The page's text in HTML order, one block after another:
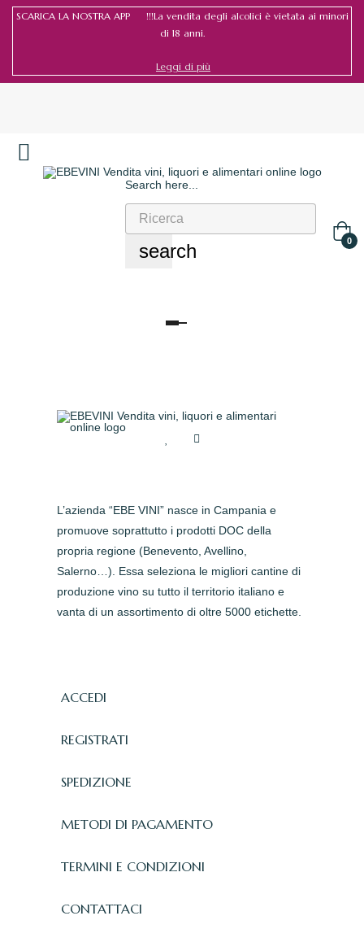
SCARICA LA NOSTRA APP !!!La vendita degli alcolici è vietata ai minori
di 18 anni.
Leggi di più
Search here...
search 0
navigazione
L’azienda “EBE VINI” nasce in Campania e
promuove soprattutto i prodotti DOC della
propria regione (Benevento, Avellino,
Salerno…). Essa seleziona le migliori cantine di
produzione vino su tutto il territorio italiano e
vanta di un assortimento di oltre 5000 etichette.
ACCEDI
REGISTRATI
SPEDIZIONE
METODI DI PAGAMENTO
TERMINI E CONDIZIONI
CONTATTACI